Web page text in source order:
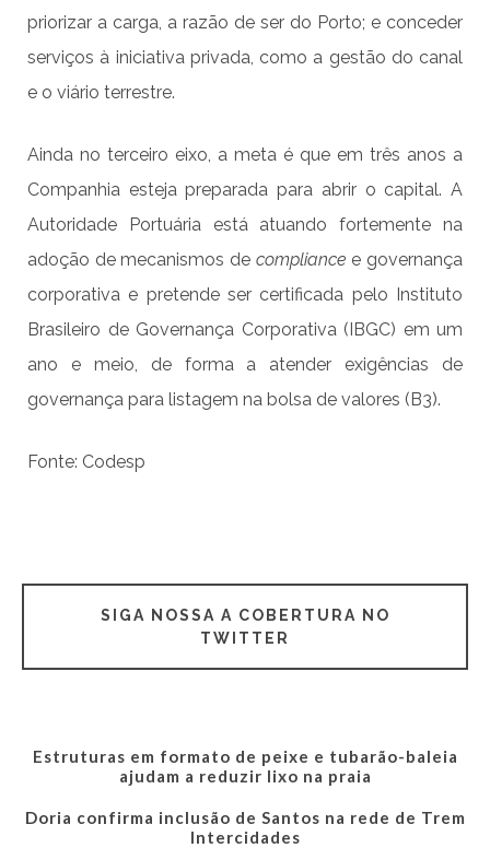
priorizar a carga, a razão de ser do Porto; e conceder
serviços à iniciativa privada, como a gestão do canal
e o viário terrestre.
Ainda no terceiro eixo, a meta é que em três anos a
Companhia esteja preparada para abrir o capital. A
Autoridade Portuária está atuando fortemente na
adoção de mecanismos de compliance e governança
corporativa e pretende ser certificada pelo Instituto
Brasileiro de Governança Corporativa (IBGC) em um
ano e meio, de forma a atender exigências de
governança para listagem na bolsa de valores (B3).
Fonte: Codesp
SIGA NOSSA A COBERTURA NO
TWITTER
Estruturas em formato de peixe e tubarão-baleia
ajudam a reduzir lixo na praia
Doria confirma inclusão de Santos na rede de Trem
Intercidades